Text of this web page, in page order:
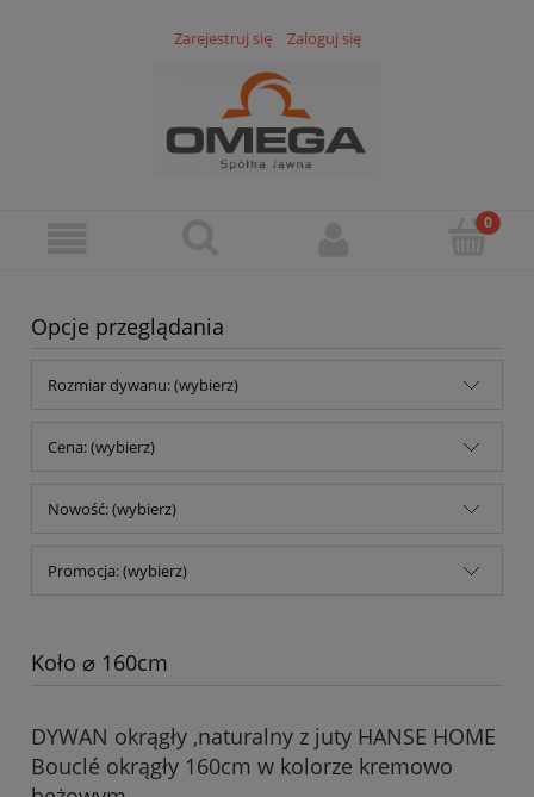
Zarejestruj się Zaloguj się
Opcje przeglądania
Rozmiar dywanu: (wybierz)
Cena: (wybierz)
Nowość: (wybierz)
Promocja: (wybierz)
Koło ⌀ 160cm
DYWAN okrągły ,naturalny z juty HANSE HOME
Bouclé okrągły 160cm w kolorze kremowo